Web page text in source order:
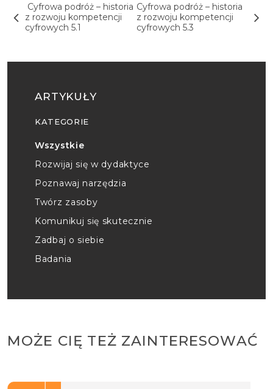
ARTYKUŁY
KATEGORIE
Wszystkie
Rozwijaj się w dydaktyce
Poznawaj narzędzia
Twórz zasoby
Komunikuj się skutecznie
Zadbaj o siebie
Badania
Cyfrowa podróż – historia
z rozwoju kompetencji
cyfrowych 5.1
Cyfrowa podróż – historia
z rozwoju kompetencji
cyfrowych 5.3
MOŻE CIĘ TEŻ ZAINTERESOWAĆ